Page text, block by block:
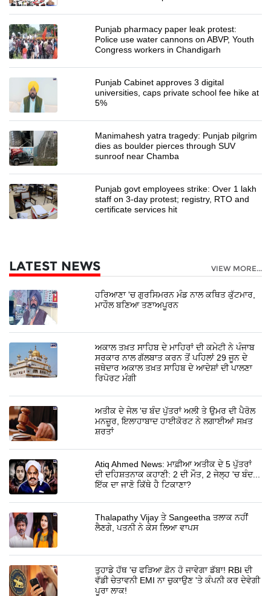
Punjab pharmacy paper leak protest:
Police use water cannons on ABVP, Youth
Congress workers in Chandigarh
Punjab Cabinet approves 3 digital
universities, caps private school fee hike at
5%
Manimahesh yatra tragedy: Punjab pilgrim
dies as boulder pierces through SUV
sunroof near Chamba
Punjab govt employees strike: Over 1 lakh
staff on 3-day protest; registry, RTO and
certificate services hit
LATEST NEWS VIEW MORE...
ਹਰਿਆਣਾ 'ਚ ਗੁਰਸਿਮਰਨ ਮੰਡ ਨਾਲ ਕਥਿਤ ਕੁੱਟਮਾਰ,
ਮਾਹੌਲ ਬਣਿਆ ਤਣਾਅਪੂਰਨ
ਅਕਾਲ ਤਖ਼ਤ ਸਾਹਿਬ ਦੇ ਮਾਹਿਰਾਂ ਦੀ ਕਮੇਟੀ ਨੇ ਪੰਜਾਬ
ਸਰਕਾਰ ਨਾਲ ਗੱਲਬਾਤ ਕਰਨ ਤੋਂ ਪਹਿਲਾਂ 29 ਜੂਨ ਦੇ
ਜਥੇਦਾਰ ਅਕਾਲ ਤਖ਼ਤ ਸਾਹਿਬ ਦੇ ਆਦੇਸ਼ਾਂ ਦੀ ਪਾਲਣਾ
ਰਿਪੋਰਟ ਮੰਗੀ
ਅਤੀਕ ਦੇ ਜੇਲ 'ਚ ਬੰਦ ਪੁੱਤਰਾਂ ਅਲੀ ਤੇ ਉਮਰ ਦੀ ਪੈਰੋਲ
ਮਨਜ਼ੂਰ, ਇਲਾਹਾਬਾਦ ਹਾਈਕੋਰਟ ਨੇ ਲਗਾਈਆਂ ਸਖ਼ਤ
ਸ਼ਰਤਾਂ
Atiq Ahmed News: ਮਾਫ਼ੀਆ ਅਤੀਕ ਦੇ 5 ਪੁੱਤਰਾਂ
ਦੀ ਦਹਿਸ਼ਤਨਾਕ ਕਹਾਣੀ: 2 ਦੀ ਮੌਤ, 2 ਜੇਲ੍ਹ 'ਚ ਬੰਦ...
ਇੱਕ ਦਾ ਜਾਣੋ ਕਿੱਥੇ ਹੈ ਟਿਕਾਣਾ?
Thalapathy Vijay ਤੇ Sangeetha ਤਲਾਕ ਨਹੀਂ
ਲੈਣਗੇ, ਪਤਨੀ ਨੇ ਕੇਸ ਲਿਆ ਵਾਪਸ
ਤੁਹਾਡੇ ਹੱਥ 'ਚ ਫੜਿਆ ਫ਼ੋਨ ਹੋ ਜਾਵੇਗਾ ਡੱਬਾ! RBI ਦੀ
ਵੱਡੀ ਚੇਤਾਵਨੀ EMI ਨਾ ਚੁਕਾਉਣ 'ਤੇ ਕੰਪਨੀ ਕਰ ਦੇਵੇਗੀ
ਪੂਰਾ ਲਾਕ!